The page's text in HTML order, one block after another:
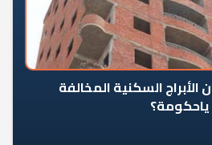
السكنية المخالفة
ياحكومة؟